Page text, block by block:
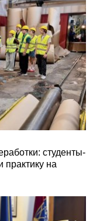
студенты-
практику на